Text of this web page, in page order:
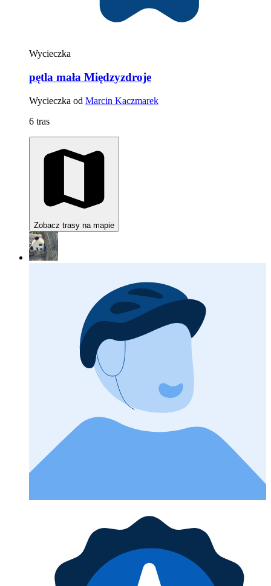
Wycieczka
pętla mała Międzyzdroje
Wycieczka od Marcin Kaczmarek
6 tras
Zobacz trasy na mapie